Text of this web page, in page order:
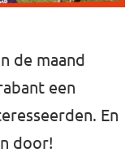
Volt
de maand
een
En
door!